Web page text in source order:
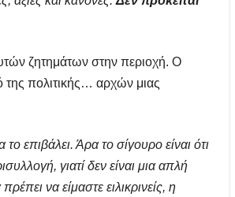
ζητημάτων στην περιοχή. Ο
της πολιτικής… αρχών μιας
επιβάλει. Άρα το σίγουρο είναι ότι
γιατί δεν είναι μια απλή
να είμαστε ειλικρινείς, η